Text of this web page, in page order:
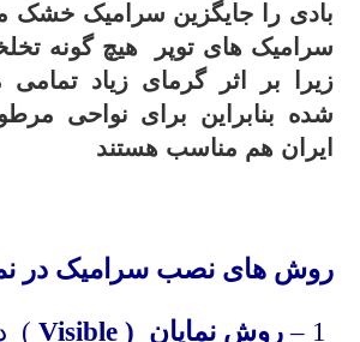
بادی را جایگزین سرامیک خشک
سرامیک های توپر هیچ گونه
زیرا بر اثر گرمای زیاد تمامی
شده بنابراین برای نواحی
ایران هم مناسب هستند
روش های نصب سرامیک در
روش نمایان (Visible
)